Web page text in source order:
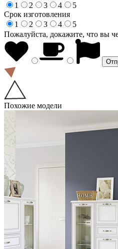
1
2 3 4
5
Срок изготовления
1
2 3 4
5
Пожалуйста, докажите, что вы
Похожие модели